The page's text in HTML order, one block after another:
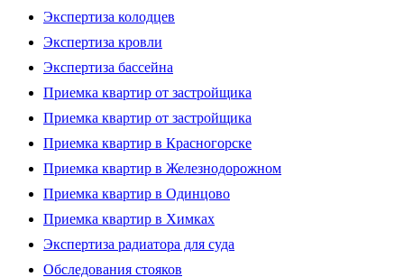
Экспертиза колодцев
Экспертиза кровли
Экспертиза бассейна
Приемка квартир от застройщика
Приемка квартир от застройщика
Приемка квартир в Красногорске
Приемка квартир в Железнодорожном
Приемка квартир в Одинцово
Приемка квартир в Химках
Экспертиза радиатора для суда
Обследования стояков